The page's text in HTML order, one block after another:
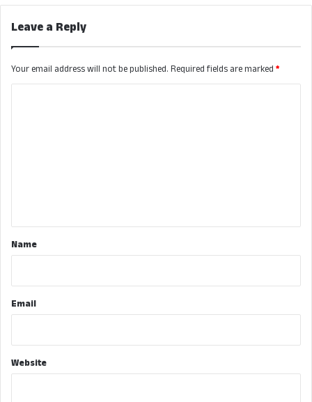
Leave a Reply
Your email address will not be published. Required fields are marked *
*Name
Email
Website